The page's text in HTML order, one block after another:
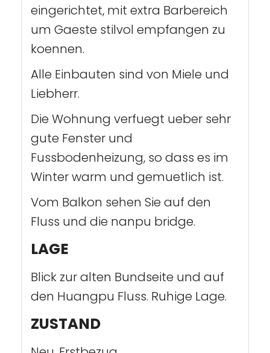
eingerichtet, mit extra Barbereich
um Gaeste stilvol empfangen zu
koennen.
Alle Einbauten sind von Miele und
Liebherr.
Die Wohnung verfuegt ueber sehr
gute Fenster und
Fussbodenheizung, so dass es im
Winter warm und gemuetlich ist.
Vom Balkon sehen Sie auf den
Fluss und die nanpu bridge.
LAGE
Blick zur alten Bundseite und auf
den Huangpu Fluss. Ruhige Lage.
ZUSTAND